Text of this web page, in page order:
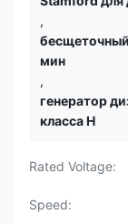
,
мин
,
генератор
класса H
Rated Voltage:
Speed: